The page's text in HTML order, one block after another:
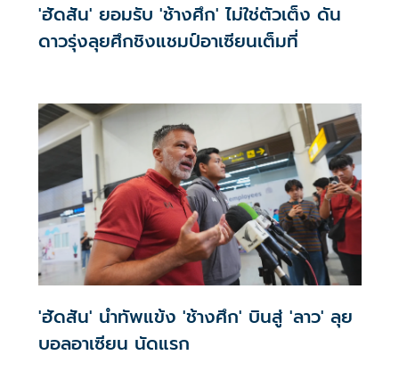
'ฮัดสัน' ยอมรับ 'ช้างศึก' ไม่ใช่ตัวเต็ง ดัน
ดาวรุ่งลุยศึกชิงแชมป์อาเซียนเต็มที่
'ฮัดสัน' นำทัพแข้ง 'ช้างศึก' บินสู่ 'ลาว' ลุย
บอลอาเซียน นัดแรก